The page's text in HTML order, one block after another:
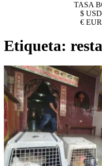
TASA
$
€
Etiqueta: